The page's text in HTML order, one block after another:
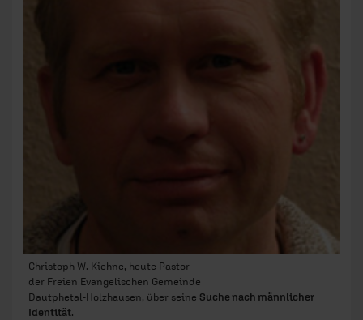
Christoph W. Kiehne, heute Pastor
der Freien Evangelischen Gemeinde
Dautphetal-Holzhausen, über seine Suche nach männlicher
Identität.